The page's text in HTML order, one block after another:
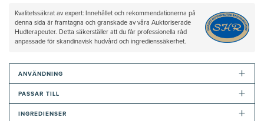
Kvalitetssäkrat av expert: Innehållet och rekommendationerna på
denna sida är framtagna och granskade av våra Auktoriserade
Hudterapeuter. Detta säkerställer att du får professionella råd
anpassade för skandinavisk hudvård och ingredienssäkerhet.
ANVÄNDNING +
PASSAR TILL +
INGREDIENSER +